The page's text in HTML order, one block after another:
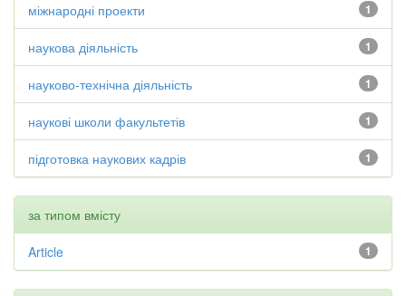
1
міжнародні проекти
1
наукова діяльність
1
науково-технічна діяльність
1
наукові школи факультетів
1
підготовка наукових кадрів
за типом вмісту
1
Article